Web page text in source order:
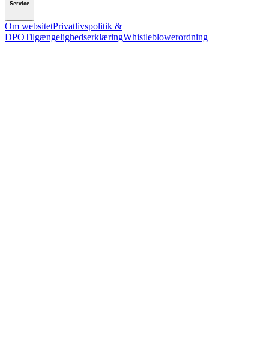
Service
Om websitetPrivatlivspolitik &
DPOTilgængelighedserklæringWhistleblowerordning